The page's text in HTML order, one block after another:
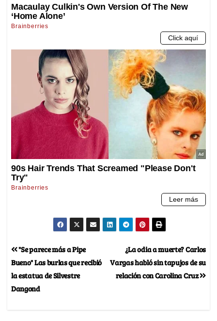
¿La odia a muerte? Carlos
Vargas habló sin tapujos de su
relación con Carolina Cruz
"Se parece más a Pipe
Bueno" Las burlas que recibió
la estatua de Silvestre
Dangond